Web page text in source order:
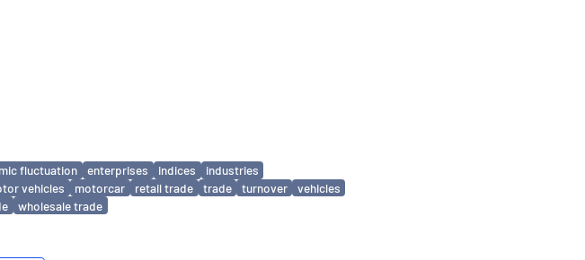
fluctuation enterprises indices
industries
vehicles motorcar retail trade trade turnover
vehicles
wholesale trade